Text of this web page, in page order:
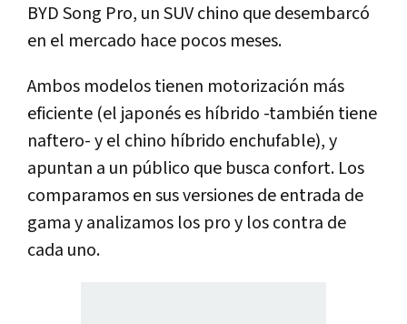
BYD Song Pro, un SUV chino que desembarcó
en el mercado hace pocos meses.
Ambos modelos tienen motorización más
eficiente (el japonés es híbrido -también tiene
naftero- y el chino híbrido enchufable), y
apuntan a un público que busca confort. Los
comparamos en sus versiones de entrada de
gama y analizamos los pro y los contra de
cada uno.